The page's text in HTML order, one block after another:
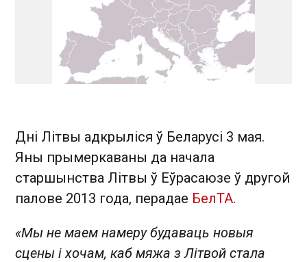
Дні Літвы адкрыліся ў Беларусі 3 мая.
Яны прымеркаваны да начала
старшынства Літвы ў Еўрасаюзе ў другой
палове 2013 года, перадае БелТА.
«Мы не маем намеру будаваць новыя
сцены і хочам, каб мяжа з Літвой стала